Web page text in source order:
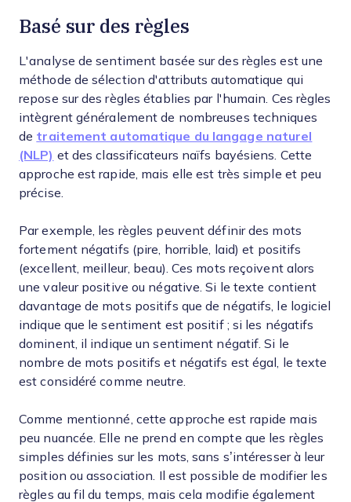
Basé sur des règles
L'analyse de sentiment basée sur des règles est une
méthode de sélection d'attributs automatique qui
repose sur des règles établies par l'humain. Ces règles
intègrent généralement de nombreuses techniques
de traitement automatique du langage naturel
(NLP) et des classificateurs naïfs bayésiens. Cette
approche est rapide, mais elle est très simple et peu
précise.
Par exemple, les règles peuvent définir des mots
fortement négatifs (pire, horrible, laid) et positifs
(excellent, meilleur, beau). Ces mots reçoivent alors
une valeur positive ou négative. Si le texte contient
davantage de mots positifs que de négatifs, le logiciel
indique que le sentiment est positif ; si les négatifs
dominent, il indique un sentiment négatif. Si le
nombre de mots positifs et négatifs est égal, le texte
est considéré comme neutre.
Comme mentionné, cette approche est rapide mais
peu nuancée. Elle ne prend en compte que les règles
simples définies sur les mots, sans s’intéresser à leur
position ou association. Il est possible de modifier les
règles au fil du temps, mais cela modifie également